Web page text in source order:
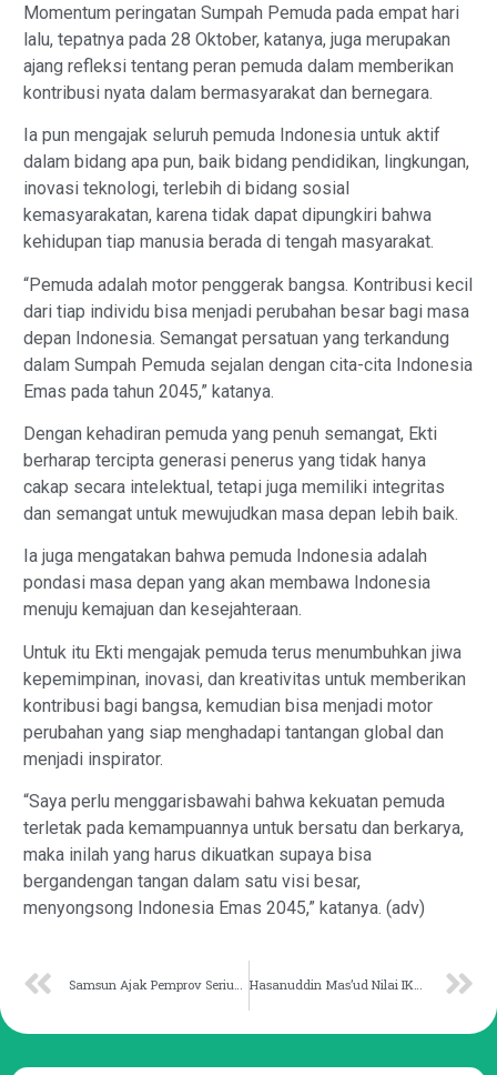
Momentum peringatan Sumpah Pemuda pada empat hari
lalu, tepatnya pada 28 Oktober, katanya, juga merupakan
ajang refleksi tentang peran pemuda dalam memberikan
kontribusi nyata dalam bermasyarakat dan bernegara.
Ia pun mengajak seluruh pemuda Indonesia untuk aktif
dalam bidang apa pun, baik bidang pendidikan, lingkungan,
inovasi teknologi, terlebih di bidang sosial
kemasyarakatan, karena tidak dapat dipungkiri bahwa
kehidupan tiap manusia berada di tengah masyarakat.
“Pemuda adalah motor penggerak bangsa. Kontribusi kecil
dari tiap individu bisa menjadi perubahan besar bagi masa
depan Indonesia. Semangat persatuan yang terkandung
dalam Sumpah Pemuda sejalan dengan cita-cita Indonesia
Emas pada tahun 2045,” katanya.
Dengan kehadiran pemuda yang penuh semangat, Ekti
berharap tercipta generasi penerus yang tidak hanya
cakap secara intelektual, tetapi juga memiliki integritas
dan semangat untuk mewujudkan masa depan lebih baik.
Ia juga mengatakan bahwa pemuda Indonesia adalah
pondasi masa depan yang akan membawa Indonesia
menuju kemajuan dan kesejahteraan.
Untuk itu Ekti mengajak pemuda terus menumbuhkan jiwa
kepemimpinan, inovasi, dan kreativitas untuk memberikan
kontribusi bagi bangsa, kemudian bisa menjadi motor
perubahan yang siap menghadapi tantangan global dan
menjadi inspirator.
“Saya perlu menggarisbawahi bahwa kekuatan pemuda
terletak pada kemampuannya untuk bersatu dan berkarya,
maka inilah yang harus dikuatkan supaya bisa
bergandengan tangan dalam satu visi besar,
menyongsong Indonesia Emas 2045,” katanya. (adv)
Samsun Ajak Pemprov Seriusi Transformasi Ekonomi Hasanuddin Mas’ud Nilai IKN Dapat Dongkrak Ekonomi Kaltim